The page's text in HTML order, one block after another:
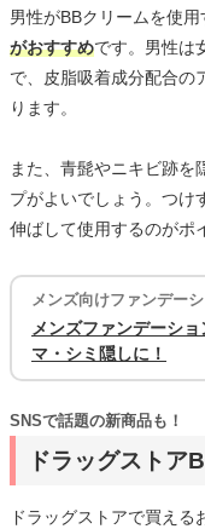
男性がBBクリームを使用
がおすすめです。男性は
で、皮脂吸着成分配合の
ります。
また、青髭やニキビ跡を
プがよいでしょう。つけ
伸ばして使用するのがポ
メンズ向けファンデー
メンズファンデーシ
マ・シミ隠しに！
ドラッグストア
SNSで話題の新商品も！
ドラッグストアで買える